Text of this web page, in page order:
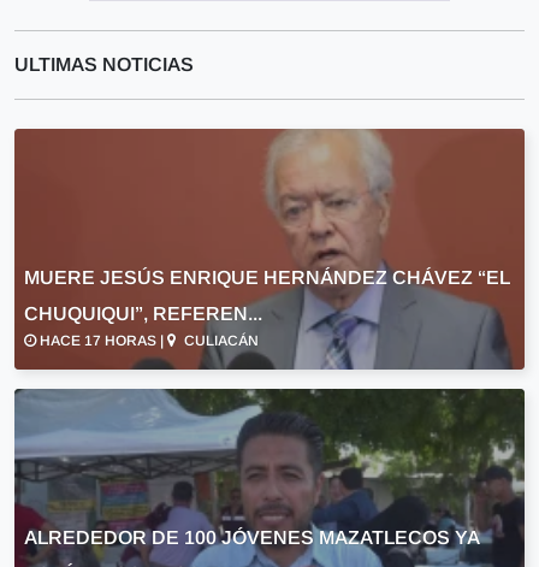
ULTIMAS NOTICIAS
MUERE JESÚS ENRIQUE HERNÁNDEZ CHÁVEZ “EL
CHUQUIQUI”, REFEREN...
HACE 17 HORAS | CULIACÁN
ALREDEDOR DE 100 JÓVENES MAZATLECOS YA